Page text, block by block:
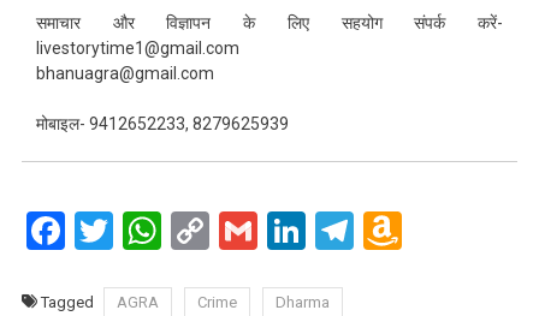
समाचार और विज्ञापन के लिए सहयोग संपर्क करें-
livestorytime1@gmail.com
bhanuagra@gmail.com
मोबाइल- 9412652233, 8279625939
Facebook
Twitter
WhatsApp
CopyGmailLinkedIn
Telegram
Amazon
Tagged AGRA Crime Dharma